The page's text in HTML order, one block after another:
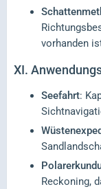
vorhanden
XI.
Seefahrt:
Reckoning,